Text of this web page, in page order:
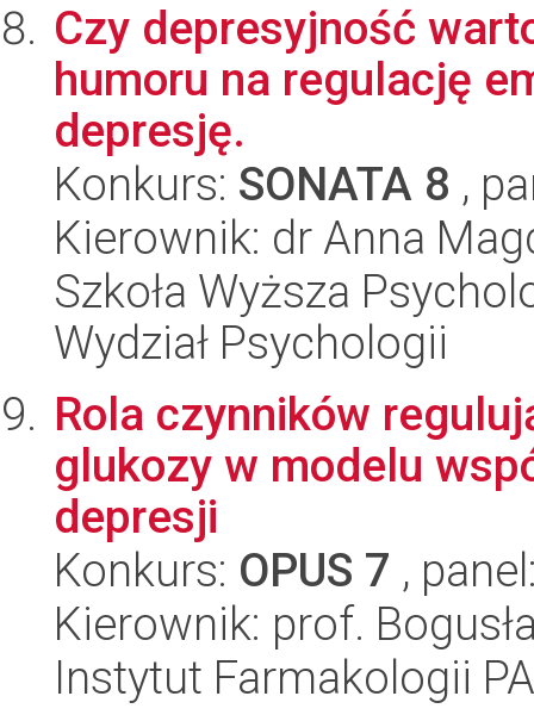
Czy depresyjność
humoru na regulację
depresję.
Konkurs: SONATA 8 ,
Kierownik: dr Anna
Szkoła Wyższa
Wydział Psychologii
Rola czynników
glukozy w modelu
depresji
Konkurs: OPUS 7 ,
Kierownik: prof.
Instytut Farmakologii